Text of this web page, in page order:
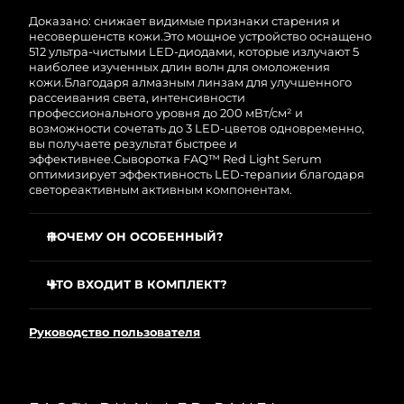
Это означает, что если в течение 2-х лет со дня
покупки с продуктом возникнут проблемы,
FOREO заменит его бесплатно.
Доказано: снижает видимые признаки старения и
несовершенств кожи.Это мощное устройство оснащено
512 ультра-чистыми LED-диодами, которые излучают 5
наиболее изученных длин волн для омоложения
кожи.Благодаря алмазным линзам для улучшенного
рассеивания света, интенсивности
профессионального уровня до 200 мВт/см² и
возможности сочетать до 3 LED-цветов одновременно,
вы получаете результат быстрее и
эффективнее.Сыворотка FAQ™ Red Light Serum
оптимизирует эффективность LED-терапии благодаря
светореактивным активным компонентам.
ПОЧЕМУ ОН ОСОБЕННЫЙ?
проникает в глубокие слои кожи для борьбы с
клеточное восстановление и регенерацию.
ЧТО ВХОДИТ В КОМПЛЕКТ?
FAQ™ Red Light Peptide Serum 30mL
Руководство пользователя
Таиланд
Ожидаемая дата доставки
8/11/26
Турция
Ожидаемая дата доставки
ОАЭ
Ожидаемая дата доставки
Великобритания
Ожидаемая дата доставки
Соединенные
Штаты
8/8/26
Узбекистан
Ожидаемая дата доставки